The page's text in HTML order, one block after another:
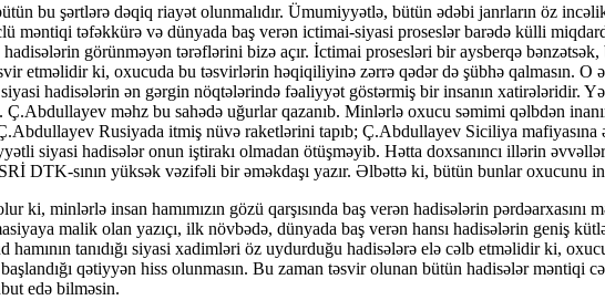
bu şərtlərə dəqiq riayət olunmalıdır. Ümumiyyətlə, bütün ədəbi janrların öz
məntiqi təfəkkürə və dünyada baş verən ictimai-siyasi proseslər barədə külli
görünməyən tərəflərini bizə açır. İctimai prosesləri bir aysberqə
etməlidir ki, oxucuda bu təsvirlərin həqiqiliyinə zərrə qədər də şübhə qalmasın.
hadisələrin ən gərgin nöqtələrində fəaliyyət göstərmiş bir insanın xatirələridir.
Ç.Abdullayev məhz bu sahədə uğurlar qazanıb. Minlərlə oxucu səmimi qəlbdən
Rusiyada itmiş nüvə raketlərini tapıb; Ç.Abdullayev Siciliya
siyasi hadisələr onun iştirakı olmadan ötüşməyib. Hətta doxsanıncı illərin
DTK-sının yüksək vəzifəli bir əməkdaşı yazır. Əlbəttə ki, bütün bunlar oxucunu
ki, minlərlə insan hamımızın gözü qarşısında baş verən hadisələrin
malik olan yazıçı, ilk növbədə, dünyada baş verən hansı hadisələrin geniş
tanıdığı siyasi xadimləri öz uydurduğu hadisələrə elə cəlb etməlidir ki,
qətiyyən hiss olunmasın. Bu zaman təsvir olunan bütün hadisələr məntiqi
edə bilməsin.